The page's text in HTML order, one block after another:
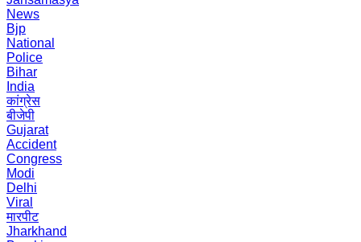
News
Bjp
National
Police
Bihar
India
कांग्रेस
बीजेपी
Gujarat
Accident
Congress
Modi
Delhi
Viral
मारपीट
Jharkhand